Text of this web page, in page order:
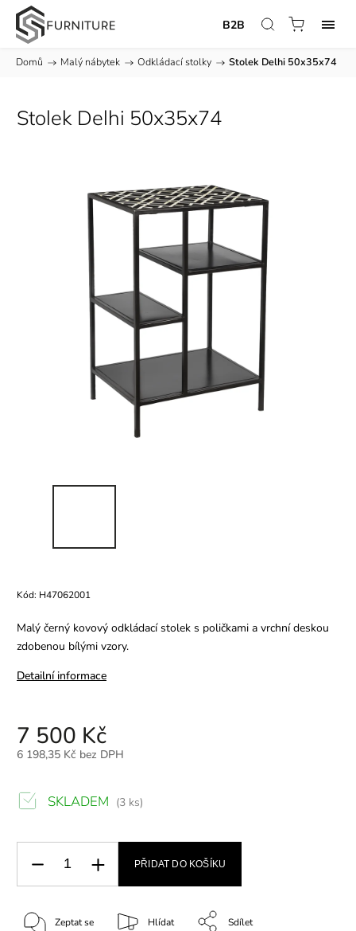
B2B
Domů / Malý nábytek / Odkládací stolky / Stolek Delhi 50x35x74
Stolek Delhi 50x35x74
Kód: H47062001
Malý černý kovový odkládací stolek s poličkami a vrchní deskou
zdobenou bílými vzory.
Detailní informace
7 500 Kč
6 198,35 Kč bez DPH
SKLADEM (3 ks)
PŘIDAT DO KOŠÍKU
Zeptat se Hlídat Sdílet